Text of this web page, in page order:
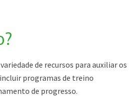
de recursos para auxiliar os
programas de treino
de progresso.